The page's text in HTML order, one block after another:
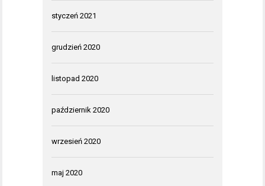
styczeń 2021
grudzień 2020
listopad 2020
październik 2020
wrzesień 2020
maj 2020